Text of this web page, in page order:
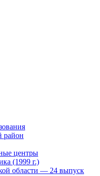
район
центры
(1999 г.)
области — 24 выпуск